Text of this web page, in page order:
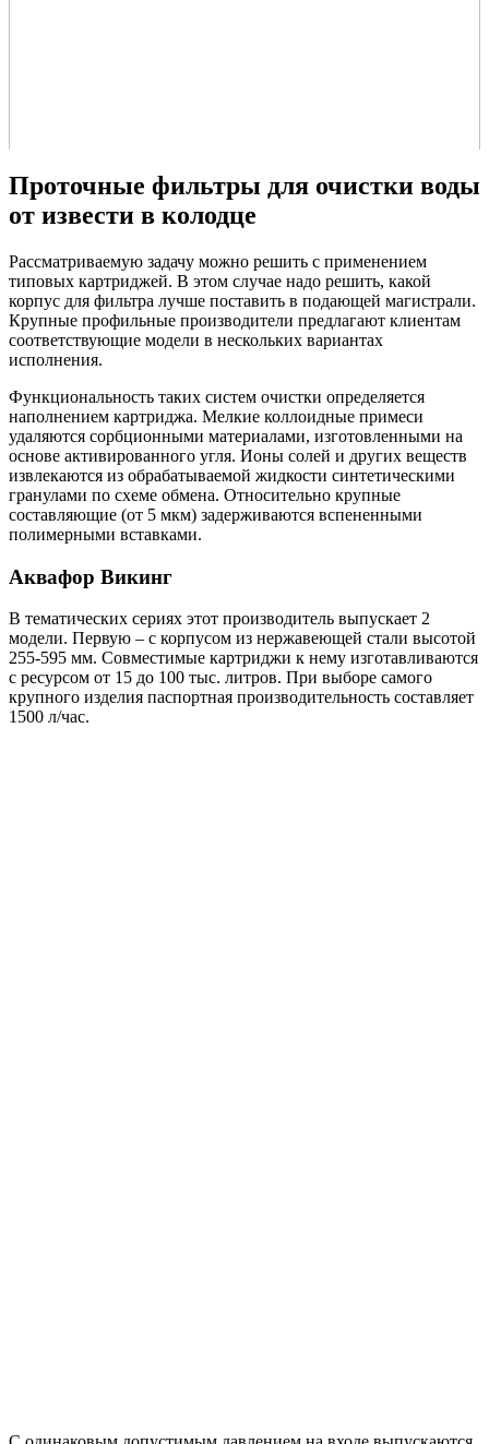
Проточные фильтры для очистки воды
от извести в колодце
Рассматриваемую задачу можно решить с применением
типовых картриджей. В этом случае надо решить, какой
корпус для фильтра лучше поставить в подающей магистрали.
Крупные профильные производители предлагают клиентам
соответствующие модели в нескольких вариантах
исполнения.
Функциональность таких систем очистки определяется
наполнением картриджа. Мелкие коллоидные примеси
удаляются сорбционными материалами, изготовленными на
основе активированного угля. Ионы солей и других веществ
извлекаются из обрабатываемой жидкости синтетическими
гранулами по схеме обмена. Относительно крупные
составляющие (от 5 мкм) задерживаются вспененными
полимерными вставками.
Аквафор Викинг
В тематических сериях этот производитель выпускает 2
модели. Первую – с корпусом из нержавеющей стали высотой
255-595 мм. Совместимые картриджи к нему изготавливаются
с ресурсом от 15 до 100 тыс. литров. При выборе самого
крупного изделия паспортная производительность составляет
1500 л/час.